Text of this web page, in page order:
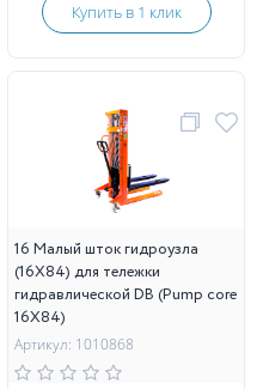
Купить в 1 клик
16 Малый шток гидроузла
(16X84) для тележки
гидравлической DB (Pump core
16X84)
Артикул: 1010868